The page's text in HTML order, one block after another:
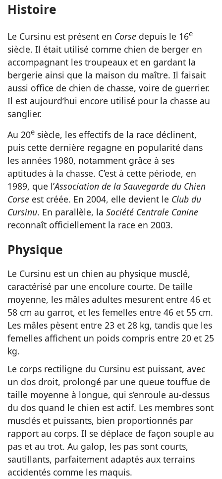
Histoire
Le Cursinu est présent en Corse depuis le 16e
siècle. Il était utilisé comme chien de berger en
accompagnant les troupeaux et en gardant la
bergerie ainsi que la maison du maître. Il faisait
aussi office de chien de chasse, voire de guerrier.
Il est aujourd’hui encore utilisé pour la chasse au
sanglier.
Au 20e siècle, les effectifs de la race déclinent,
puis cette dernière regagne en popularité dans
les années 1980, notamment grâce à ses
aptitudes à la chasse. C’est à cette période, en
1989, que l’Association de la Sauvegarde du Chien
Corse est créée. En 2004, elle devient le Club du
Cursinu. En parallèle, la Société Centrale Canine
reconnaît officiellement la race en 2003.
Physique
Le Cursinu est un chien au physique musclé,
caractérisé par une encolure courte. De taille
moyenne, les mâles adultes mesurent entre 46 et
58 cm au garrot, et les femelles entre 46 et 55 cm.
Les mâles pèsent entre 23 et 28 kg, tandis que les
femelles affichent un poids compris entre 20 et 25
kg.
Le corps rectiligne du Cursinu est puissant, avec
un dos droit, prolongé par une queue touffue de
taille moyenne à longue, qui s’enroule au-dessus
du dos quand le chien est actif. Les membres sont
musclés et puissants, bien proportionnés par
rapport au corps. Il se déplace de façon souple au
pas et au trot. Au galop, les pas sont courts,
sautillants, parfaitement adaptés aux terrains
accidentés comme les maquis.